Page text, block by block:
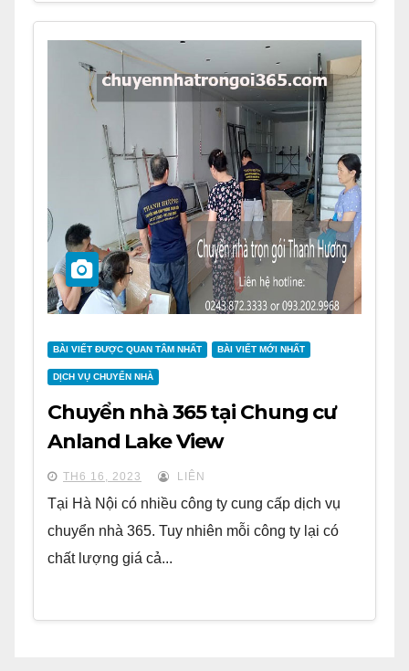
BÀI VIẾT ĐƯỢC QUAN TÂM NHẤT BÀI VIẾT MỚI NHẤT
DỊCH VỤ CHUYỂN NHÀ
Chuyển nhà 365 tại Chung cư
Anland Lake View
TH6 16, 2023 LIÊN
Tại Hà Nội có nhiều công ty cung cấp dịch vụ
chuyển nhà 365. Tuy nhiên mỗi công ty lại có
chất lượng giá cả...